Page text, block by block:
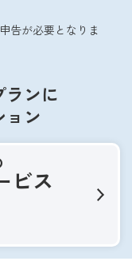
告が必要となりま
ンに
ョン
ビス